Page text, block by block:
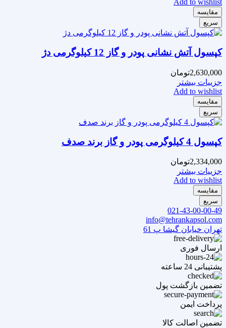
Add to wishlist
مقایسه
سریع
کپسول آتش نشانی پودر و گاز 12 کیلوگرمی دژ
2,630,000تومان
جزییات بیشتر
Add to wishlist
مقایسه
سریع
کپسول 4 کیلوگرمی پودر و گاز برند صدف
2,334,000تومان
جزییات بیشتر
Add to wishlist
مقایسه
سریع
021-43-00-00-49
info@tehrankapsol.com
تهران خیابان گیشا پ 61
ارسال فوری
پشتیبانی 24 ساعته
تضمین بازگشت پول
پرداخت ایمن
تضمین اصالت کالا